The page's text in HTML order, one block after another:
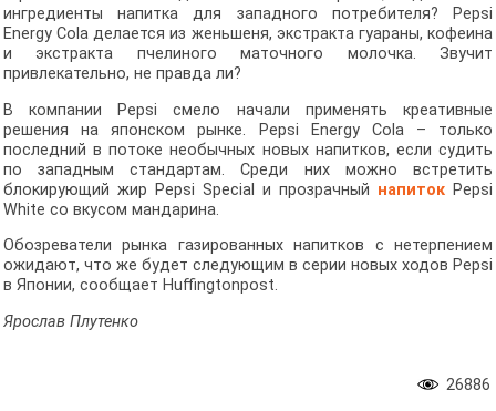
ингредиенты напитка для западного потребителя? Pepsi
Energy Cola делается из женьшеня, экстракта гуараны, кофеина
и экстракта пчелиного маточного молочка. Звучит
привлекательно, не правда ли?
В компании Pepsi смело начали применять креативные
решения на японском рынке. Pepsi Energy Cola ­– только
последний в потоке необычных новых напитков, если судить
по западным стандартам. Среди них можно встретить
блокирующий жир Pepsi Special и прозрачный напиток Pepsi
White со вкусом мандарина.
Обозреватели рынка газированных напитков с нетерпением
ожидают, что же будет следующим в серии новых ходов Pepsi
в Японии, сообщает Huffingtonpost.
Ярослав Плутенко
26886